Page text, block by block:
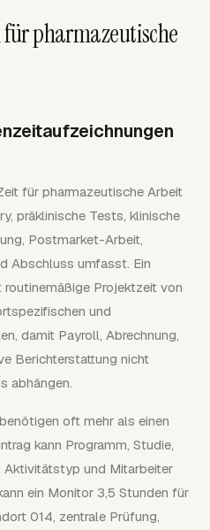
pharmazeutische
für pharmazeutische Arbeit
präklinische Tests, klinische
Postmarket-Arbeit,
Abschluss umfasst. Ein
Projektzeit von
und
damit Payroll, Abrechnung,
Berichterstattung nicht
abhängen.
oft mehr als einen
kann Programm, Studie,
Aktivitätstyp und Mitarbeiter
ein Monitor 3,5 Stunden für
014, zentrale Prüfung,